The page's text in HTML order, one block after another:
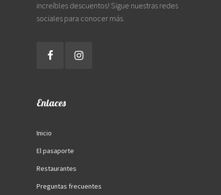
increíbles descuentos! Sigue nuestras redes
sociales para conocer más.
Enlaces
Inicio
El pasaporte
Restaurantes
Preguntas frecuentes